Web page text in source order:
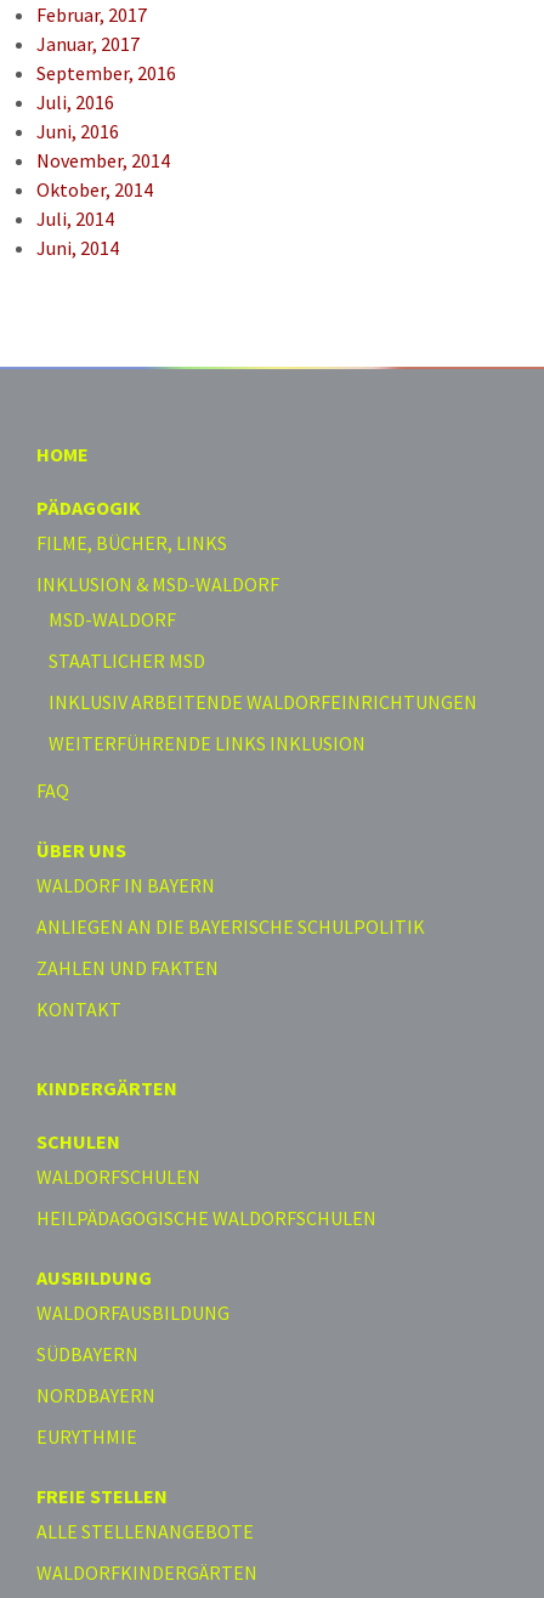
Februar, 2017
Januar, 2017
September, 2016
Juli, 2016
Juni, 2016
November, 2014
Oktober, 2014
Juli, 2014
Juni, 2014
HOME
PÄDAGOGIK
FILME, BÜCHER, LINKS
INKLUSION & MSD-WALDORF
MSD-WALDORF
STAATLICHER MSD
INKLUSIV ARBEITENDE WALDORFEINRICHTUNGEN
WEITERFÜHRENDE LINKS INKLUSION
FAQ
ÜBER UNS
WALDORF IN BAYERN
ANLIEGEN AN DIE BAYERISCHE SCHULPOLITIK
ZAHLEN UND FAKTEN
KONTAKT
KINDERGÄRTEN
SCHULEN
WALDORFSCHULEN
HEILPÄDAGOGISCHE WALDORFSCHULEN
AUSBILDUNG
WALDORFAUSBILDUNG
SÜDBAYERN
NORDBAYERN
EURYTHMIE
FREIE STELLEN
ALLE STELLENANGEBOTE
WALDORFKINDERGÄRTEN